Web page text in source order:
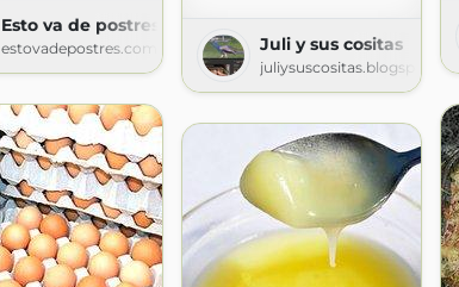
Esto va de postres
estovadepostres.com Juli y sus cositas
juliysuscositas.blogspot.com